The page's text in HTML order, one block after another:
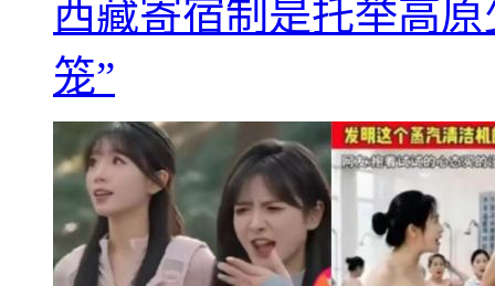
西藏寄宿制是托举高
笼”